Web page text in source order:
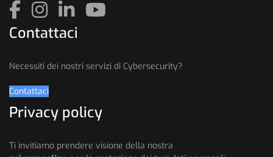
Contattaci
Necessiti dei nostri servizi di Cybersecurity?
Contattaci
Privacy policy
Ti invitiamo prendere visione della nostra